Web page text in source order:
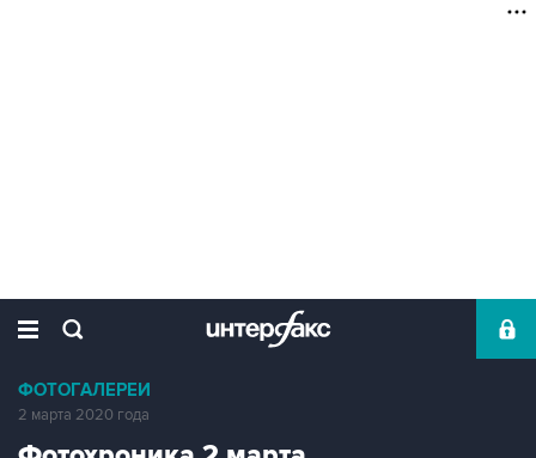
ФОТОГАЛЕРЕИ
2 марта 2020 года